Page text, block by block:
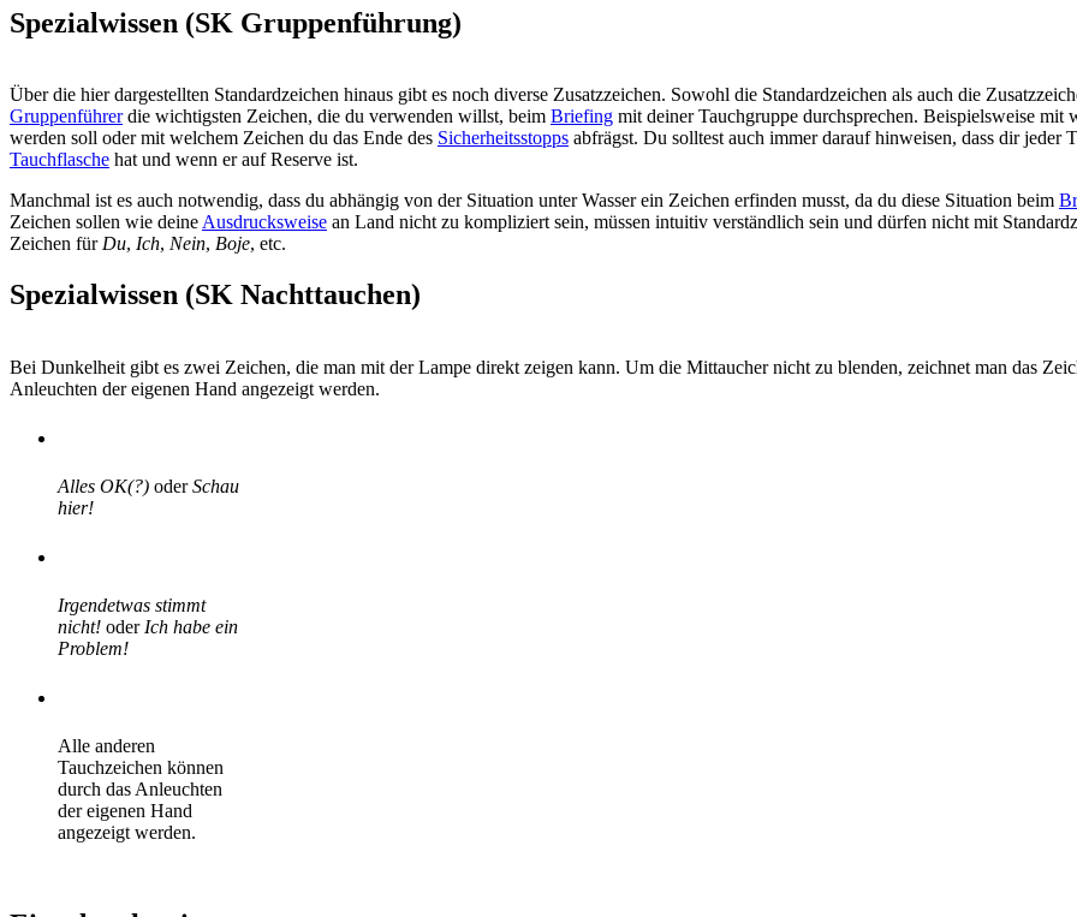
Spezialwissen (SK Gruppenführung)
Über die hier dargestellten Standardzeichen hinaus gibt es noch diverse Zusatzzeichen. Sowohl die Standardzeichen als auch die
Gruppenführerdie wichtigsten Zeichen, die du verwenden willst, beim Briefing mit deiner Tauchgruppe durchsprechen. Beispielsweise mit
werden soll oder mit welchem Zeichen du das Ende des Sicherheitsstopps abfrägst. Du solltest auch immer darauf hinweisen, dass dir jeder
Tauchflasche hat und wenn er auf Reserve ist.
Manchmal ist es auch notwendig, dass du abhängig von der Situation unter Wasser ein Zeichen erfinden musst, da du diese Situation beim
Zeichen sollen wie deineAusdrucksweise an Land nicht zu kompliziert sein, müssen intuitiv verständlich sein und dürfen nicht mit
Zeichen fürDu, Ich, Nein, Boje, etc.
Spezialwissen (SK Nachttauchen)
Bei Dunkelheit gibt es zwei Zeichen, die man mit der Lampe direkt zeigen kann. Um die Mittaucher nicht zu blenden, zeichnet man das
Anleuchten der eigenen Hand angezeigt werden.
Alles OK(?) oderSchau
hier!
Irgendetwas stimmt
nicht! oder Ich habe ein
Problem!
Alle anderen
Tauchzeichen können
durch das Anleuchten
der eigenen Hand
angezeigt werden.